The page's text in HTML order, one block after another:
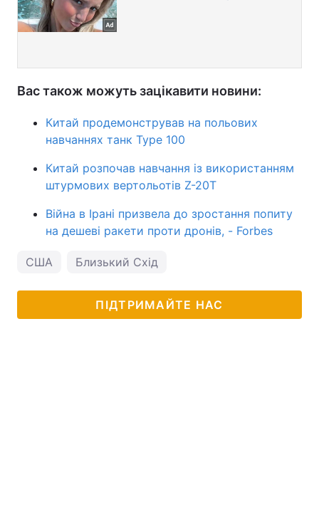
Вас також можуть зацікавити новини:
Китай продемонстрував на польових
навчаннях танк Type 100
Китай розпочав навчання із використанням
штурмових вертольотів Z-20T
Війна в Ірані призвела до зростання попиту
на дешеві ракети проти дронів, - Forbes
США Близький Схід
ПІДТРИМАЙТЕ НАС